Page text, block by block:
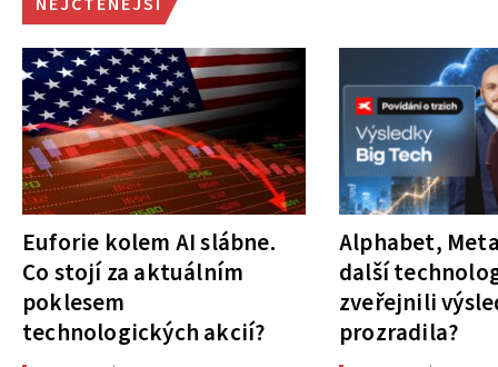
Euforie kolem AI slábne.
Co stojí za aktuálním
poklesem
technologických akcií?
Alphabet,
další
zveřejnili
prozradila?